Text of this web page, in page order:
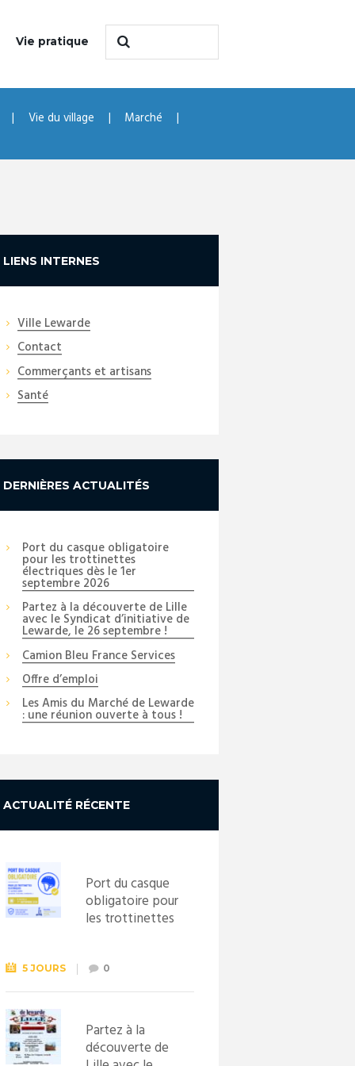
Vie pratique
Vie du village
Marché
LIENS INTERNES
Ville Lewarde
Contact
Commerçants et artisans
Santé
DERNIÈRES ACTUALITÉS
Port du casque obligatoire
pour les trottinettes
électriques dès le 1er
septembre 2026
Partez à la découverte de Lille
avec le Syndicat d’initiative de
Lewarde, le 26 septembre !
Camion Bleu France Services
Offre d’emploi
Les Amis du Marché de Lewarde
: une réunion ouverte à tous !
ACTUALITÉ RÉCENTE
Port du casque
obligatoire pour
les trottinettes
septembre
2026
5 JOURS 0
Partez à la
découverte de